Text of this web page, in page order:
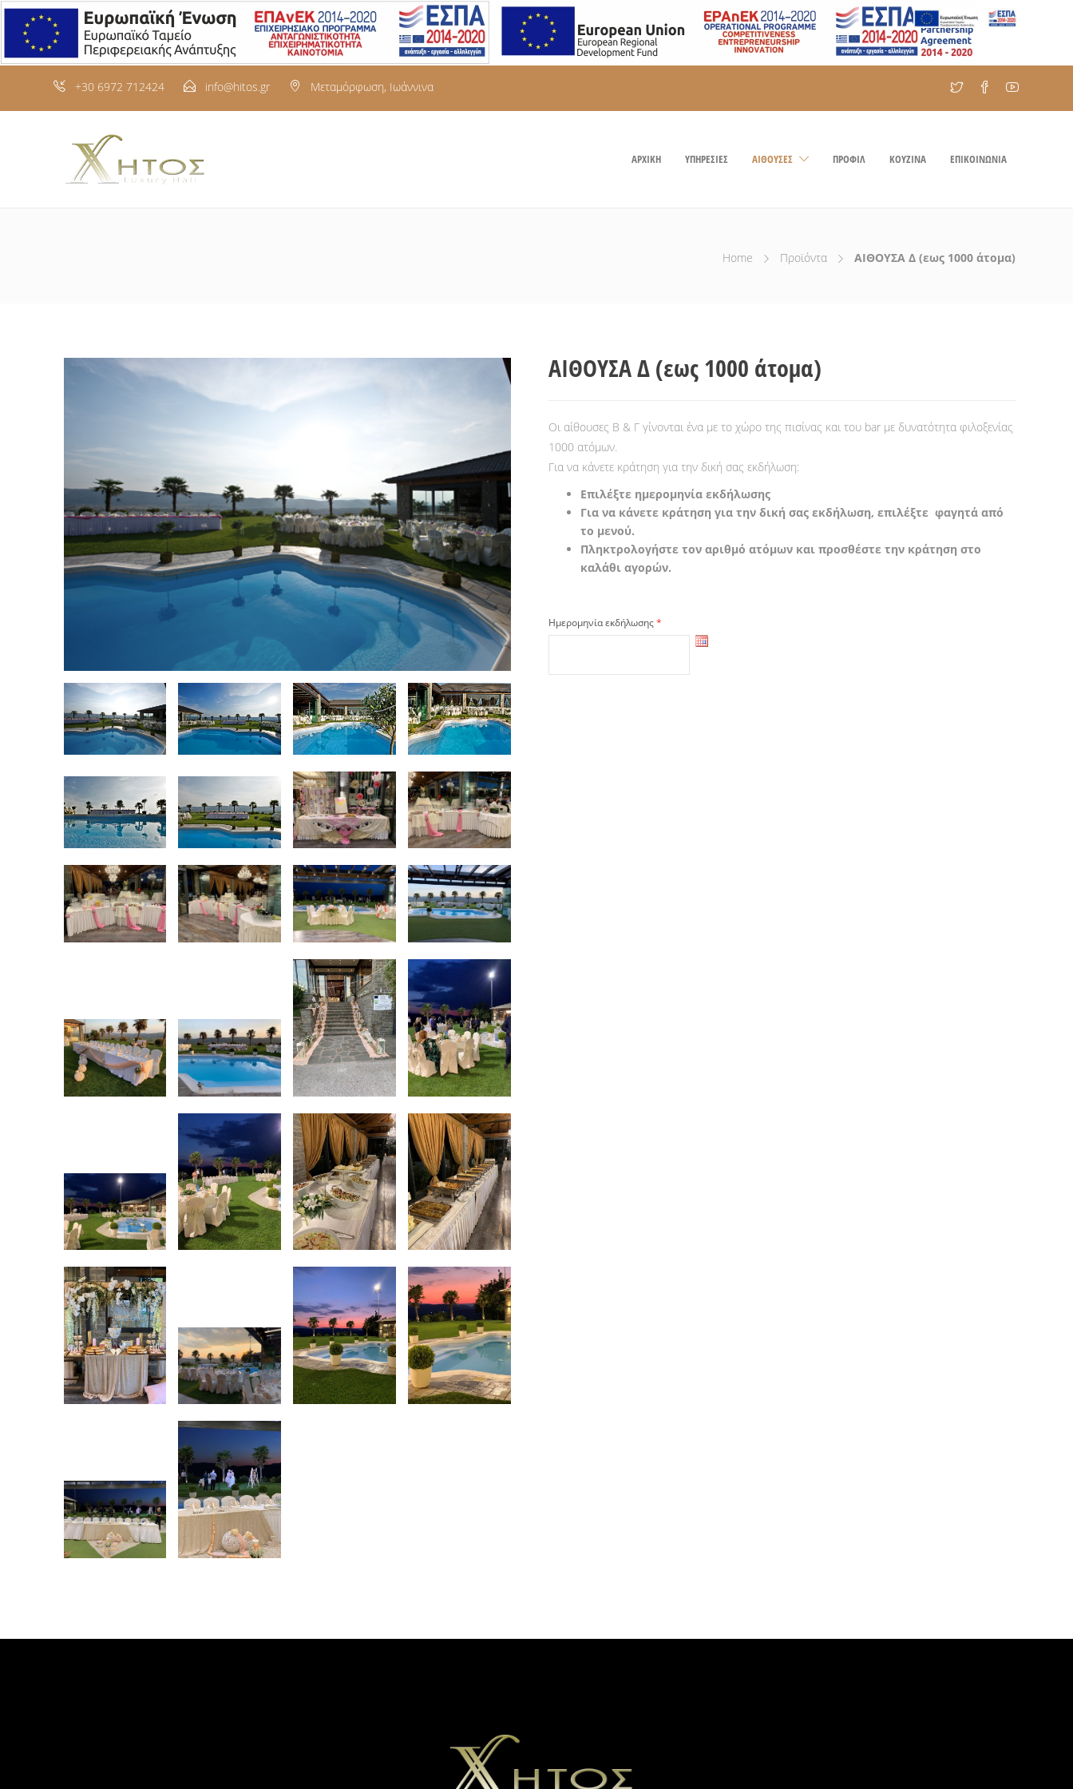
+30 6972 712424 info@hitos.gr Μεταμόρφωση, Ιωάννινα
ΑΡΧΙΚΗ ΥΠΗΡΕΣΙΕΣ ΑΙΘΟΥΣΕΣ ΠΡΟΦΙΛ ΚΟΥΖΙΝΑ ΕΠΙΚΟΙΝΩΝΙΑ
Home Προϊόντα ΑΙΘΟΥΣΑ Δ (εως 1000 άτομα)
ΑΙΘΟΥΣΑ Δ (εως 1000 άτομα)
Οι αίθουσες Β & Γ γίνονται ένα με το χώρο της πισίνας και του bar με δυνατότητα φιλοξενίας
1000 ατόμων.
Για να κάνετε κράτηση για την δική σας εκδήλωση:
Επιλέξτε ημερομηνία εκδήλωσης
Για να κάνετε κράτηση για την δική σας εκδήλωση, επιλέξτε φαγητά από
το μενού.
Πληκτρολογήστε τον αριθμό ατόμων και προσθέστε την κράτηση στο
καλάθι αγορών.
Ημερομηνία εκδήλωσης